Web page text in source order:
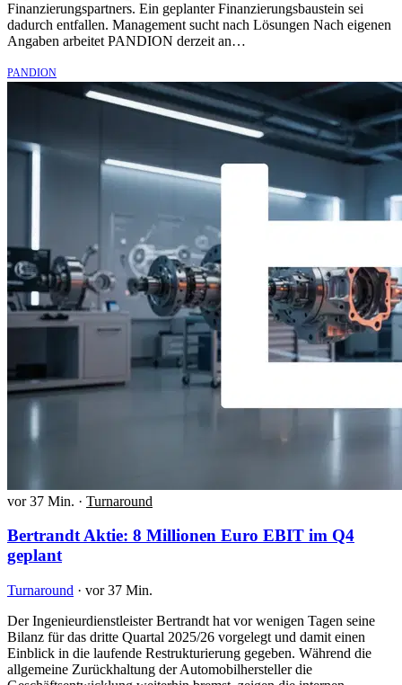
Finanzierungspartners. Ein geplanter Finanzierungsbaustein sei
dadurch entfallen. Management sucht nach Lösungen Nach eigenen
Angaben arbeitet PANDION derzeit an…
PANDION
vor 37 Min. · Turnaround
Bertrandt Aktie: 8 Millionen Euro EBIT im Q4
geplant
Turnaround · vor 37 Min.
Der Ingenieurdienstleister Bertrandt hat vor wenigen Tagen seine
Bilanz für das dritte Quartal 2025/26 vorgelegt und damit einen
Einblick in die laufende Restrukturierung gegeben. Während die
allgemeine Zurückhaltung der Automobilhersteller die